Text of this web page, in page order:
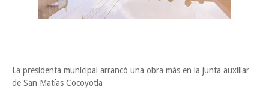
La presidenta municipal arrancó una obra más en la junta auxiliar
de San Matías Cocoyotla